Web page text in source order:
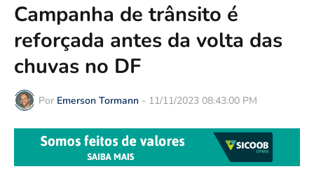
Campanha de trânsito é
reforçada antes da volta das
chuvas no DF
Por Emerson Tormann - 11/11/2023 08:43:00 PM